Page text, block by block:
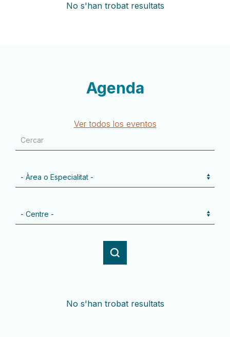
No s'han trobat resultats
Agenda
Ver todos los eventos
No s'han trobat resultats